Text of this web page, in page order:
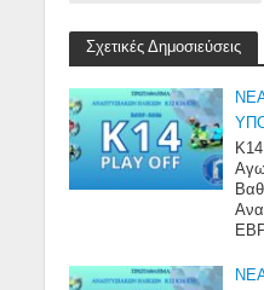
Σχετικές Δημοσιεύσεις